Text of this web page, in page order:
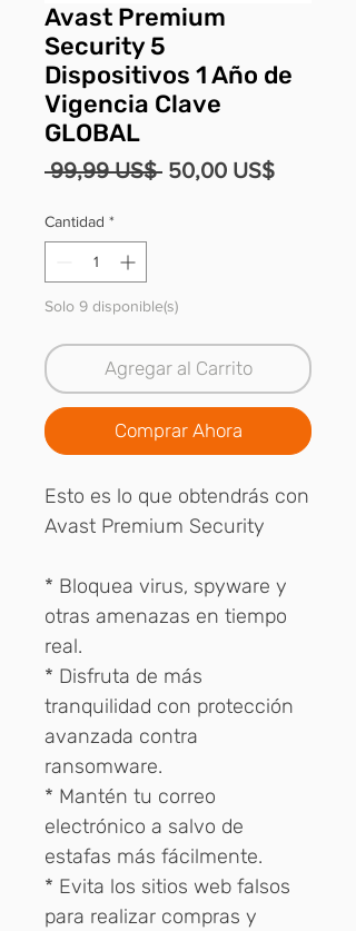
Avast Premium
Security 5
Dispositivos 1 Año de
Vigencia Clave
GLOBAL
99,99 US$ Precio
50,00 US$Precio
Cantidad *
Solo 9 disponible(s)
Agregar al Carrito
Comprar Ahora
Esto es lo que obtendrás con
Avast Premium Security
* Bloquea virus, spyware y
otras amenazas en tiempo
real.
* Disfruta de más
tranquilidad con protección
avanzada contra
ransomware.
* Mantén tu correo
electrónico a salvo de
estafas más fácilmente.
* Evita los sitios web falsos
para realizar compras y